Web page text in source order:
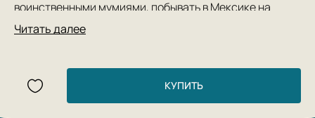
воинственными мумиями, побывать в Мексике на
развалинах пирамид майя и найти выход из
заколдованного кораллового лабиринта, а главное,
приспешниками… Каких только испытаний не
приготовила судьба Нине, этой смелой, отчаянной
девочке, и её друзьям!
Читать далее
КУПИТЬ